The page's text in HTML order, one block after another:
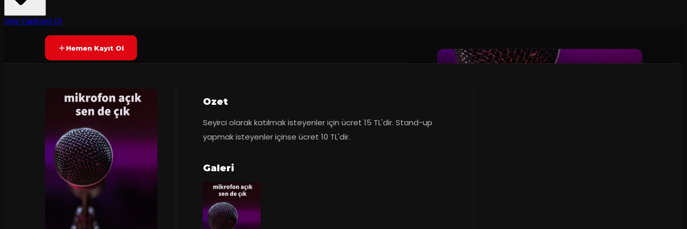
Giriş YapKayıt OlYAKINDA
Hemen Kayıt Ol
Ozet
Seyirci olarak katılmak isteyenler için ücret 15 TL'dir. Stand-up
yapmak isteyenler içinse ücret 10 TL'dir.
Galeri